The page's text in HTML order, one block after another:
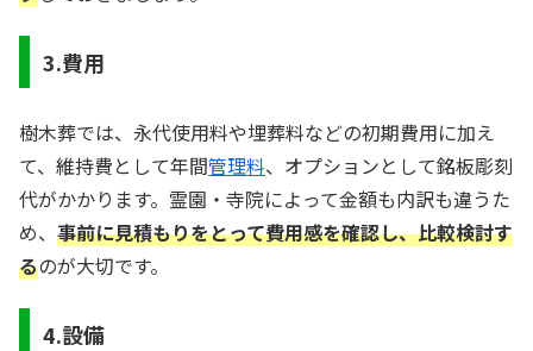
3.費用
樹木葬では、永代使用料や埋葬料などの初期費用に加え
て、維持費として年間管理料、オプションとして銘板彫刻
代がかかります。霊園・寺院によって金額も内訳も違うた
め、 事前に見積もりをとって費用感を確認し、比較検討す
るのが大切です。
4.設備